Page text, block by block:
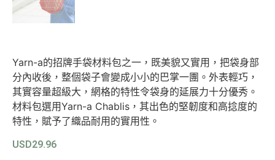
Yarn-a的招牌手袋材料包之一，既美貌又實用，把袋身部
分內收後，整個袋子會變成小小的巴掌一團。外表輕巧，
其實容量超級大，網格的特性令袋身的延展力十分優秀。
材料包選用Yarn-a Chablis，其出色的堅韌度和高捻度的
特性，賦予了織品耐用的實用性。
USD29.96